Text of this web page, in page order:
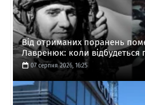
Від отриманих поранень
Лавренюк: коли відбудеться
07 серпня 2026, 16:25